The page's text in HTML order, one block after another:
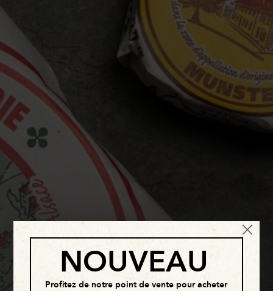
NOUVEAU
Profitez de notre point de vente pour acheter
×